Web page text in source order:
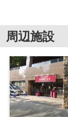
周辺施設